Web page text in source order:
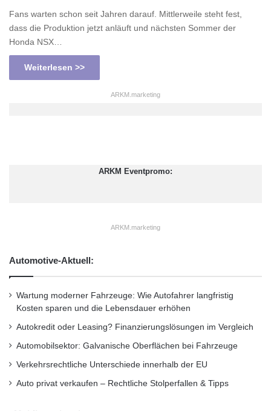
Fans warten schon seit Jahren darauf. Mittlerweile steht fest,
dass die Produktion jetzt anläuft und nächsten Sommer der
Honda NSX…
Weiterlesen >>
ARKM.marketing
ARKM Eventpromo:
ARKM.marketing
Automotive-Aktuell:
Wartung moderner Fahrzeuge: Wie Autofahrer langfristig
Kosten sparen und die Lebensdauer erhöhen
Autokredit oder Leasing? Finanzierungslösungen im Vergleich
Automobilsektor: Galvanische Oberflächen bei Fahrzeuge
Verkehrsrechtliche Unterschiede innerhalb der EU
Auto privat verkaufen – Rechtliche Stolperfallen & Tipps